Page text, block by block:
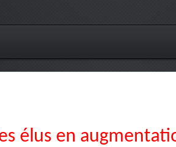
élus en